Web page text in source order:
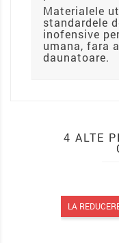
Materialele
standardele
inofensive
umana, fara
daunatoare.
4 ALTE
LA